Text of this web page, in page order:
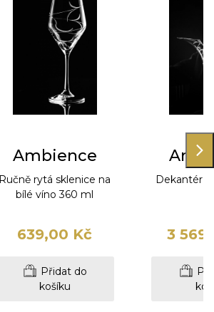
Ambience
Ručně rytá sklenice na
bílé víno 360 ml
639,00 Kč
Přidat do
košíku
Dekantér
3